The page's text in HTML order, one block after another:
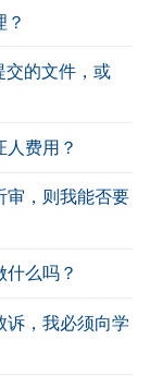
？
交的文件，或
人费用？
审，则我能否要
什么吗？
诉，我必须向学